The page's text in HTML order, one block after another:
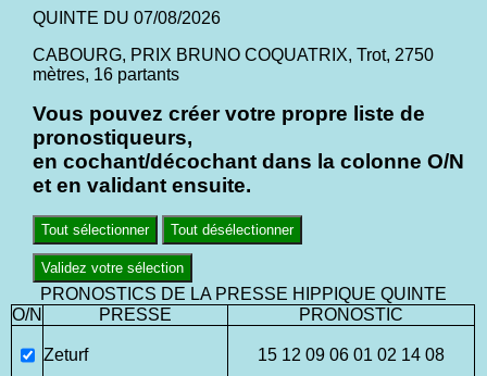
QUINTE DU 07/08/2026
CABOURG, PRIX BRUNO COQUATRIX, Trot, 2750
mètres, 16 partants
Vous pouvez créer votre propre liste de
pronostiqueurs,
en cochant/décochant dans la colonne O/N
et en validant ensuite.
Tout sélectionner Tout désélectionner
Validez votre sélection
PRONOSTICS DE LA PRESSE HIPPIQUE QUINTE
O/N
PRESSE PRONOSTIC
Zeturf 15 12 09 06 01 02 14 08